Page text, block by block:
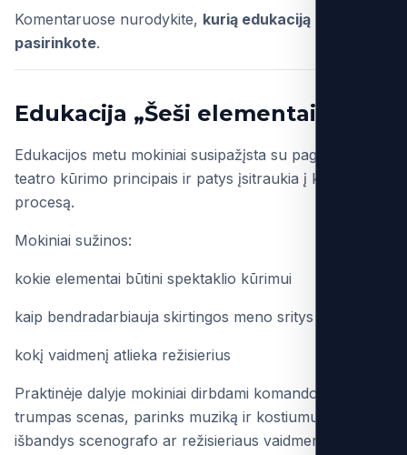
Komentaruose nurodykite, kurią edukaciją
pasirinkote.
Edukacija „Šeši elementai“
Edukacijos metu mokiniai susipažįsta su pagrindiniais
teatro kūrimo principais ir patys įsitraukia į kūrybinį
procesą.
Mokiniai sužinos:
kokie elementai būtini spektaklio kūrimui
kaip bendradarbiauja skirtingos meno sritys teatre
kokį vaidmenį atlieka režisierius
Praktinėje dalyje mokiniai dirbdami komandose kurs
trumpas scenas, parinks muziką ir kostiumus bei
išbandys scenografo ar režisieriaus vaidmenį.